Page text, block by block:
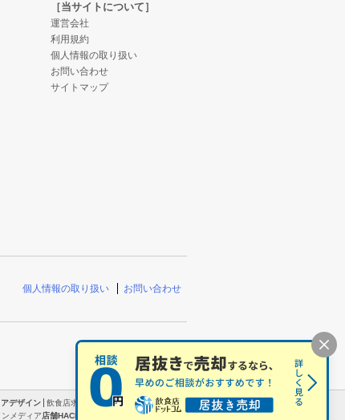
［当サイトについて］
運営会社
利用規約
個人情報の取り扱い
お問い合わせ
サイトマップ
個人情報の取り扱い
お問い合わせ
デザイン 飲食店求人 求人飲食店ドットコム
居
メディア店舗HACKS 農業ジョブ